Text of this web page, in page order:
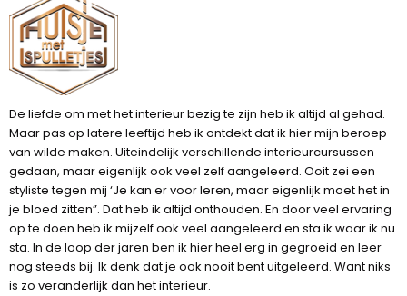
De liefde om met het interieur bezig te zijn heb ik altijd al gehad.
Maar pas op latere leeftijd heb ik ontdekt dat ik hier mijn beroep
van wilde maken. Uiteindelijk verschillende interieurcursussen
gedaan, maar eigenlijk ook veel zelf aangeleerd. Ooit zei een
styliste tegen mij ‘Je kan er voor leren, maar eigenlijk moet het in
je bloed zitten”. Dat heb ik altijd onthouden. En door veel ervaring
op te doen heb ik mijzelf ook veel aangeleerd en sta ik waar ik nu
sta. In de loop der jaren ben ik hier heel erg in gegroeid en leer
nog steeds bij. Ik denk dat je ook nooit bent uitgeleerd. Want niks
is zo veranderlijk dan het interieur.